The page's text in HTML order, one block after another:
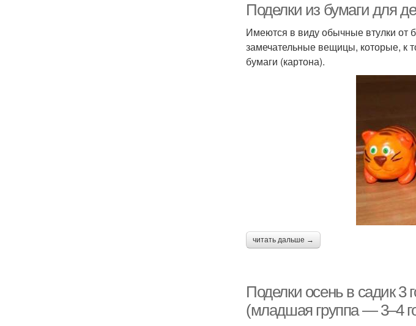
Поделки из бумаги для
Имеются в виду обычные втулки от
замечательные вещицы, которые, к
бумаги (картона).
читать дальше →
Поделки осень в садик 3
(младшая группа — 3–4